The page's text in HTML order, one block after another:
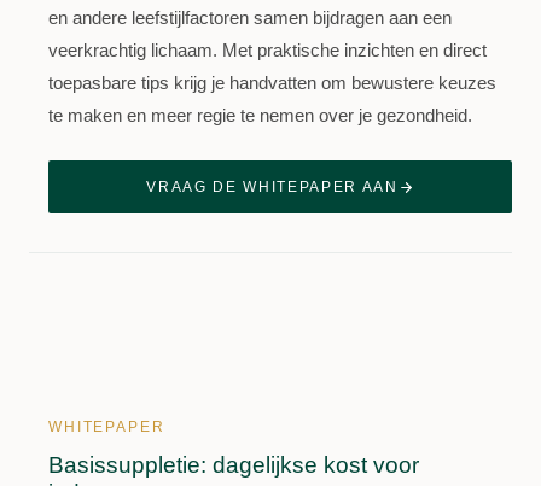
en andere leefstijlfactoren samen bijdragen aan een
veerkrachtig lichaam. Met praktische inzichten en direct
toepasbare tips krijg je handvatten om bewustere keuzes
te maken en meer regie te nemen over je gezondheid.
VRAAG DE WHITEPAPER AAN
WHITEPAPER
Basissuppletie: dagelijkse kost voor